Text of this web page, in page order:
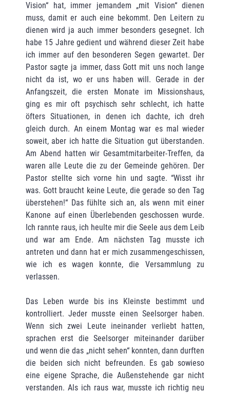
Vision“ hat, immer jemandem „mit Vision“ dienen
muss, damit er auch eine bekommt. Den Leitern zu
dienen wird ja auch immer besonders gesegnet. Ich
habe 15 Jahre gedient und während dieser Zeit habe
ich immer auf den besonderen Segen gewartet. Der
Pastor sagte ja immer, dass Gott mit uns noch lange
nicht da ist, wo er uns haben will. Gerade in der
Anfangszeit, die ersten Monate im Missionshaus,
ging es mir oft psychisch sehr schlecht, ich hatte
öfters Situationen, in denen ich dachte, ich dreh
gleich durch. An einem Montag war es mal wieder
soweit, aber ich hatte die Situation gut überstanden.
Am Abend hatten wir Gesamtmitarbeiter-Treffen, da
waren alle Leute die zu der Gemeinde gehören. Der
Pastor stellte sich vorne hin und sagte. “Wisst ihr
was. Gott braucht keine Leute, die gerade so den Tag
überstehen!“ Das fühlte sich an, als wenn mit einer
Kanone auf einen Überlebenden geschossen wurde.
Ich rannte raus, ich heulte mir die Seele aus dem Leib
und war am Ende. Am nächsten Tag musste ich
antreten und dann hat er mich zusammengeschissen,
wie ich es wagen konnte, die Versammlung zu
verlassen.
Das Leben wurde bis ins Kleinste bestimmt und
kontrolliert. Jeder musste einen Seelsorger haben.
Wenn sich zwei Leute ineinander verliebt hatten,
sprachen erst die Seelsorger miteinander darüber
und wenn die das „nicht sehen“ konnten, dann durften
die beiden sich nicht befreunden. Es gab sowieso
eine eigene Sprache, die Außenstehende gar nicht
verstanden. Als ich raus war, musste ich richtig neu